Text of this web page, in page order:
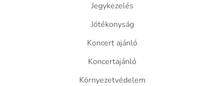
Jegykezelés
Jótékonyság
Koncert ajánló
Koncertajánló
Környezetvédelem